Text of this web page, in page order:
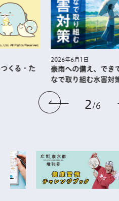
前のス
2 6
くる・た
2026年6月1日
豪雨への備え、でき
なで取り組む水害対